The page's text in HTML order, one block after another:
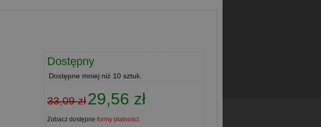
Dostępny
Dostępne mniej niż 10 sztuk.
33,09 zł29,56 zł
Zobacz dostępne formy płatności.